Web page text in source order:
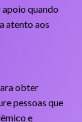
quando
atento aos
obter
pessoas que
e